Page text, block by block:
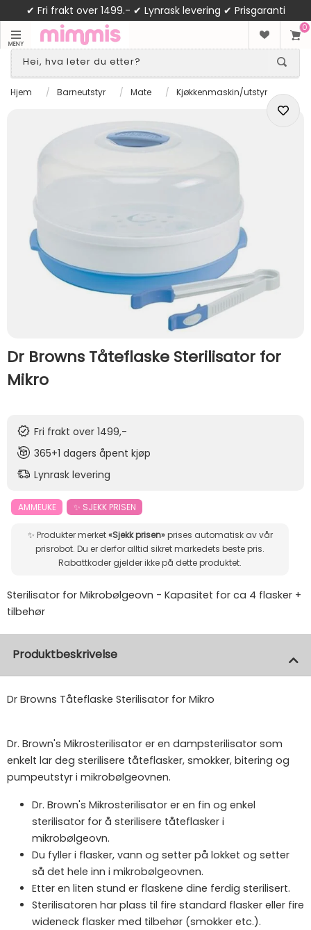
✔ Fri frakt over 1499.- ✔ Lynrask levering ✔ Prisgaranti
MENY
0
Hjem / Barneutstyr / Mate / Kjøkkenmaskin/utstyr
Dr Browns Tåteflaske Sterilisator for
Mikro
Fri frakt over 1499,-
365+1 dagers åpent kjøp
Lynrask levering
AMMEUKE ✨ SJEKK PRISEN
✨ Produkter merket«Sjekk prisen»prises automatisk av vår
prisrobot. Du er derfor alltid sikret markedets beste pris.
Rabattkoder gjelder ikke på dette produktet.
Sterilisator for Mikrobølgeovn - Kapasitet for ca 4 flasker +
tilbehør
Produktbeskrivelse
Dr Browns Tåteflaske Sterilisator for Mikro
Dr. Brown's Mikrosterilisator er en dampsterilisator som
enkelt lar deg sterilisere tåteflasker, smokker, bitering og
pumpeutstyr i mikrobølgeovnen.
Dr. Brown's Mikrosterilisator er en fin og enkel
sterilisator for å sterilisere tåteflasker i
mikrobølgeovn.
Du fyller i flasker, vann og setter på lokket og setter
så det hele inn i mikrobølgeovnen.
Etter en liten stund er flaskene dine ferdig sterilisert.
Sterilisatoren har plass til fire standard flasker eller fire
wideneck flasker med tilbehør (smokker etc.).